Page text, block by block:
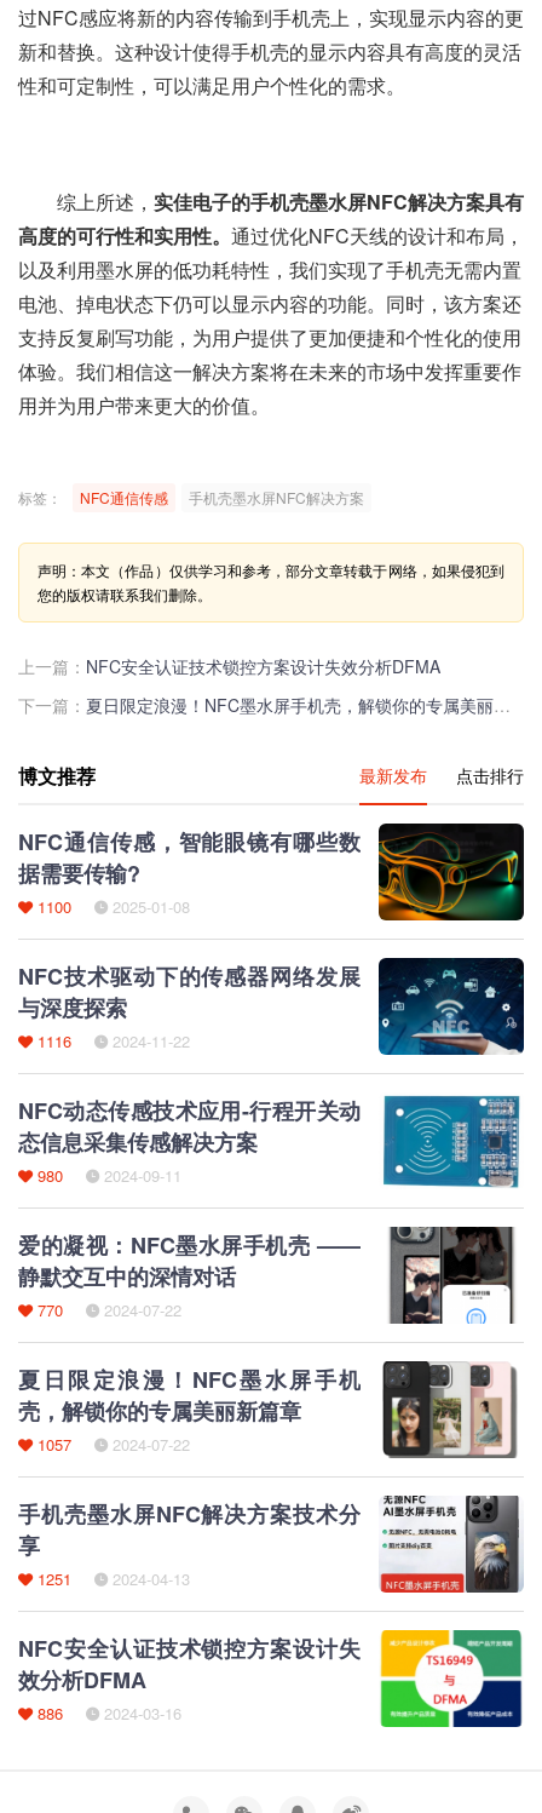
过NFC感应将新的内容传输到手机壳上，实现显示内容的更
新和替换。这种设计使得手机壳的显示内容具有高度的灵活
性和可定制性，可以满足用户个性化的需求。
综上所述， 实佳电子的手机壳墨水屏NFC解决方案具有
高度的可行性和实用性。 通过优化NFC天线的设计和布局，
以及利用墨水屏的低功耗特性，我们实现了手机壳无需内置
电池、掉电状态下仍可以显示内容的功能。同时，该方案还
支持反复刷写功能，为用户提供了更加便捷和个性化的使用
体验。我们相信这一解决方案将在未来的市场中发挥重要作
用并为用户带来更大的价值。
标签： NFC通信传感 手机壳墨水屏NFC解决方案
声明：本文（作品）仅供学习和参考，部分文章转载于网络，如果侵犯到
您的版权请联系我们删除。
上一篇： NFC安全认证技术锁控方案设计失效分析DFMA
下一篇： 夏日限定浪漫！NFC墨水屏手机壳，解锁你的专属美丽新篇章
博文推荐 最新发布 点击排行
NFC通信传感，智能眼镜有哪些数
据需要传输?
1100 2025-01-08
NFC技术驱动下的传感器网络发展
与深度探索
1116 2024-11-22
NFC动态传感技术应用-行程开关动
态信息采集传感解决方案
980 2024-09-11
爱的凝视：NFC墨水屏手机壳 ——
静默交互中的深情对话
770 2024-07-22
夏日限定浪漫！NFC墨水屏手机
壳，解锁你的专属美丽新篇章
1057 2024-07-22
手机壳墨水屏NFC解决方案技术分
享
1251 2024-04-13
NFC安全认证技术锁控方案设计失
效分析DFMA
886 2024-03-16